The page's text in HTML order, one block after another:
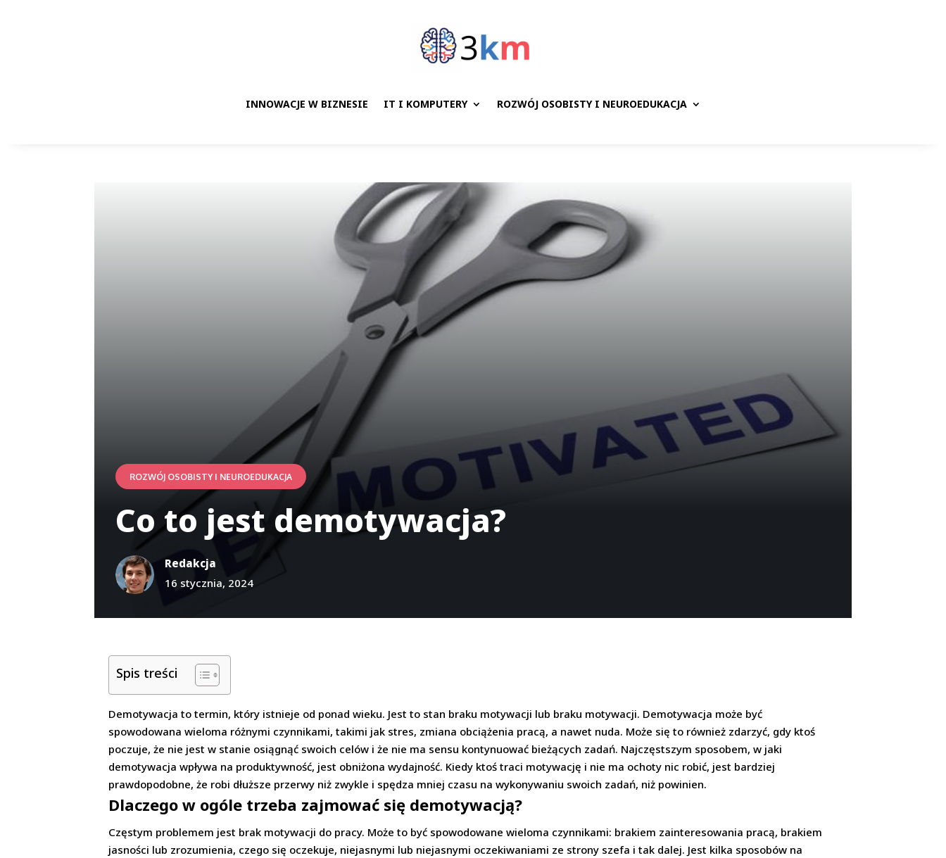
INNOWACJE W BIZNESIE IT I KOMPUTERY ROZWÓJ OSOBISTY I NEUROEDUKACJA
ROZWÓJ OSOBISTY I NEUROEDUKACJA
Co to jest demotywacja?
Redakcja
16 stycznia, 2024
Spis treści
Demotywacja to termin, który istnieje od ponad wieku. Jest to stan braku motywacji lub braku motywacji. Demotywacja może być
spowodowana wieloma różnymi czynnikami, takimi jak stres, zmiana obciążenia pracą, a nawet nuda. Może się to również zdarzyć, gdy ktoś
poczuje, że nie jest w stanie osiągnąć swoich celów i że nie ma sensu kontynuować bieżących zadań. Najczęstszym sposobem, w jaki
demotywacja wpływa na produktywność, jest obniżona wydajność. Kiedy ktoś traci motywację i nie ma ochoty nic robić, jest bardziej
prawdopodobne, że robi dłuższe przerwy niż zwykle i spędza mniej czasu na wykonywaniu swoich zadań, niż powinien.
Dlaczego w ogóle trzeba zajmować się demotywacją?
Częstym problemem jest brak motywacji do pracy. Może to być spowodowane wieloma czynnikami: brakiem zainteresowania pracą, brakiem
jasności lub zrozumienia, czego się oczekuje, niejasnymi lub niejasnymi oczekiwaniami ze strony szefa i tak dalej. Jest kilka sposobów na